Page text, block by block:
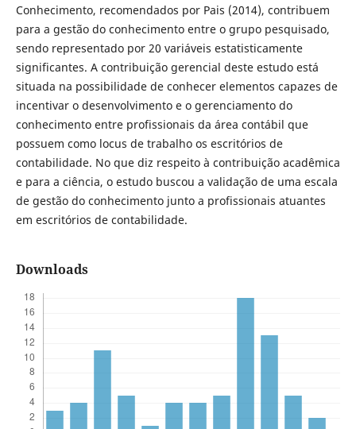
Conhecimento, recomendados por Pais (2014), contribuem
para a gestão do conhecimento entre o grupo pesquisado,
sendo representado por 20 variáveis estatisticamente
significantes. A contribuição gerencial deste estudo está
situada na possibilidade de conhecer elementos capazes de
incentivar o desenvolvimento e o gerenciamento do
conhecimento entre profissionais da área contábil que
possuem como locus de trabalho os escritórios de
contabilidade. No que diz respeito à contribuição acadêmica
e para a ciência, o estudo buscou a validação de uma escala
de gestão do conhecimento junto a profissionais atuantes
em escritórios de contabilidade.
Downloads